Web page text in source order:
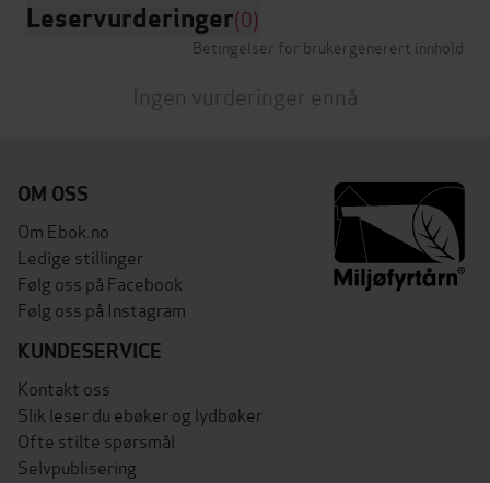
Leservurderinger(0)
Betingelser for brukergenerert innhold
Ingen vurderinger ennå
OM OSS
Om Ebok.no
Ledige stillinger
Følg oss på Facebook
Følg oss på Instagram
KUNDESERVICE
Kontakt oss
Slik leser du ebøker og lydbøker
Ofte stilte spørsmål
Selvpublisering